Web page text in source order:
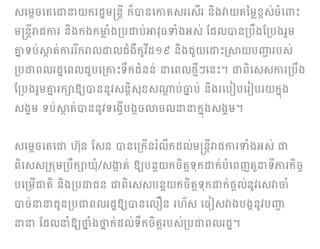
សម្តេចតេជោនាយករដ្ឋមន្ត្រី ក៏បានកោតសរសើរ និងវាយតម្លៃខ្ពស់ចំពោះ
មន្ត្រីរាជការ និងកងកម្លាំងប្រដាប់អាវុធទាំងអស់ ដែលបានប្រឹងប្រែងរួម
គ្នាទប់ស្កាត់ការរីករាលដាលជំងឺកូវីដ១៩ និងជួយដោះស្រាយបញ្ហារបស់
ប្រជាពលរដ្ឋពេលជួបគ្រោះទឹកជំនន់ នាពេលថ្មីៗនេះ។ ជាពិសេសការប្រឹង
ប្រែងរួមគ្នារក្សាឱ្យបាននូវសន្តិសុខសណ្តាប់ធ្នាប់ និងរបៀបរៀបរយក្នុង
សង្គម ទប់ស្កាត់បាននូវទង្វើបង្កចលាចលនានាក្នុងសង្គម។
សម្តេចតេជោ ហ៊ុន សែន បានក្រើនរំលឹកដល់មន្ត្រីរាជការទាំងអស់ ជា
ពិសេសក្រុមប្រឹក្សាឃុំ/សង្កាត់ ឱ្យបន្តយកចិត្តទុកដាក់បំពេញតួនាទីភារកិច្ច
បម្រើជាតិ និងប្រជាជន ជាពិសេសបន្តយកចិត្តទុកដាក់ផ្តល់នូវសេវាចាំ
បាច់នានាជូនប្រជាពលរដ្ឋឱ្យបានលឿន រហ័ស ចៀសវាងបង្កនូវបញ្ហា
នានា ដែលនាំឱ្យថ្នាំងថ្នាក់ដល់ទឹកចិត្តរបស់ប្រជាពលរដ្ឋ។